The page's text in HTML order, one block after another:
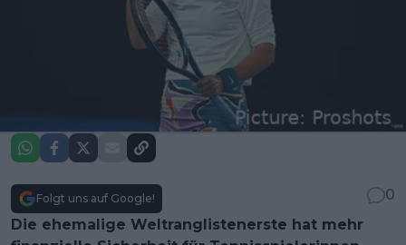
Folgt uns auf Google!
0
Die ehemalige Weltranglistenerste hat mehr